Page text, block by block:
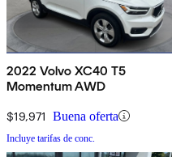
2022 Volvo XC40 T5
Momentum AWD
$19,971 Buena oferta
Incluye tarifas de conc.